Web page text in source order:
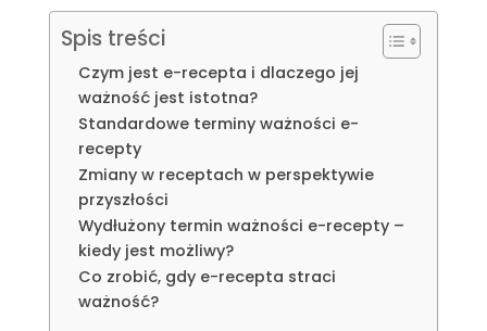
Spis treści
Czym jest e-recepta i dlaczego jej
ważność jest istotna?
Standardowe terminy ważności e-
recepty
Zmiany w receptach w perspektywie
przyszłości
Wydłużony termin ważności e-recepty –
kiedy jest możliwy?
Co zrobić, gdy e-recepta straci
ważność?